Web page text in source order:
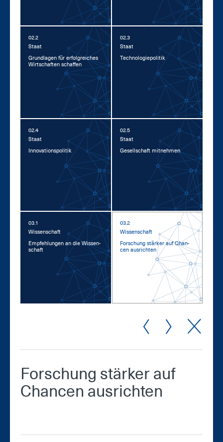
02.2
Staat
Grund­la­gen für er­folg­rei­ches
Wirt­schaf­ten schaf­fen
02.3
Staat
Tech­no­lo­gie­po­li­tik
02.4
Staat
In­no­va­ti­ons­po­li­tik
02.5
Staat
Ge­sell­schaft mit­neh­men
03.1
Wis­sen­schaft
Emp­feh­lun­gen an die Wis­sen­
schaft
03.2
Wis­sen­schaft
For­schung stär­ker auf Chan­
cen aus­rich­ten
For­schung stär­ker auf
Chan­cen aus­rich­ten